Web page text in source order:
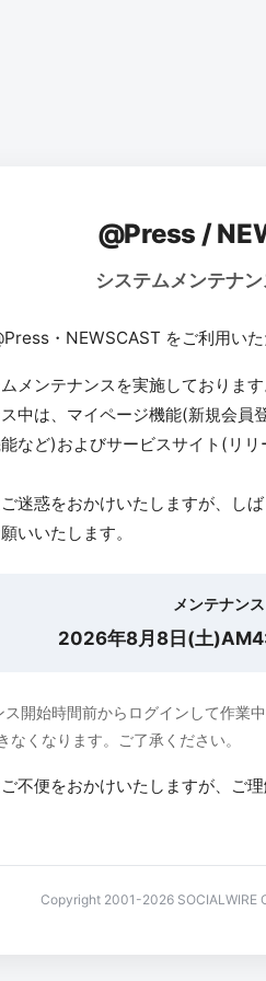
@Press /
システムメンテナ
・NEWSCAST をご利用い
メンテナンスを実施しております
中は、マイページ機能(新規会員
など)およびサービスサイト(リ
迷惑をおかけいたしますが、し
いいたします。
メンテナン
2026年8月8日(土
開始時間前からログインして作業
なくなります。ご了承ください。
不便をおかけいたしますが、ご
Copyright 2001-2026 SOCIALWIRE